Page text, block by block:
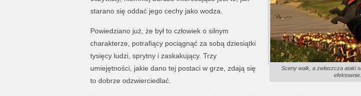
Sceny walk, a zwłaszcza ataki
efektownie.
starano się oddać jego cechy jako wodza.
Powiedziano już, że był to człowiek o silnym
charakterze, potrafiący pociągnąć za sobą dziesiątki
tysięcy ludzi, sprytny i zaskakujący. Trzy
umiejętności, jakie dano tej postaci w grze, zdają się
to dobrze odzwierciedlać.